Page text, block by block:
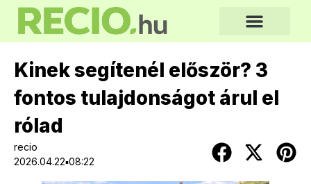
Kinek segítenél először? 3
fontos tulajdonságot árul el
rólad
recio
2026.04.22▪08:22